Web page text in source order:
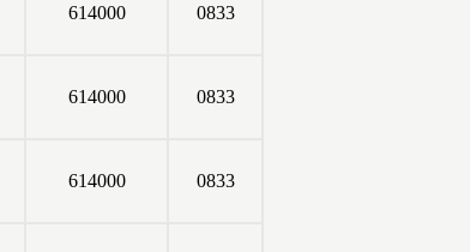
614000 0833
614000 0833
614000 0833